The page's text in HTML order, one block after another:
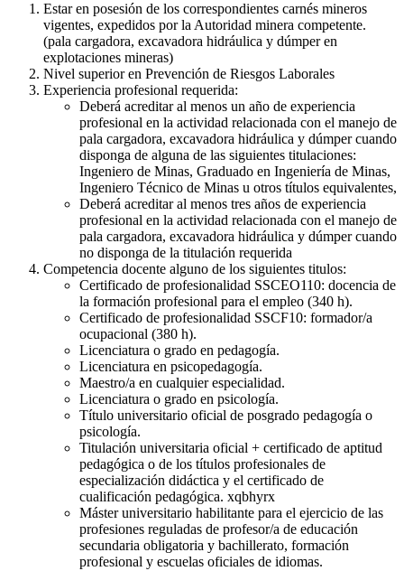
Estar en posesión de los correspondientes carnés mineros
vigentes, expedidos por la Autoridad minera competente.
(pala cargadora, excavadora hidráulica y dúmper en
explotaciones mineras)
Nivel superior en Prevención de Riesgos Laborales
Experiencia profesional requerida:
Deberá acreditar al menos un año de experiencia
profesional en la actividad relacionada con el manejo de
pala cargadora, excavadora hidráulica y dúmper cuando
disponga de alguna de las siguientes titulaciones:
Ingeniero de Minas, Graduado en Ingeniería de Minas,
Ingeniero Técnico de Minas u otros títulos equivalentes,
Deberá acreditar al menos tres años de experiencia
profesional en la actividad relacionada con el manejo de
pala cargadora, excavadora hidráulica y dúmper cuando
no disponga de la titulación requerida
Competencia docente alguno de los siguientes titulos:
Certificado de profesionalidad SSCEO110: docencia de
la formación profesional para el empleo (340 h).
Certificado de profesionalidad SSCF10: formador/a
ocupacional (380 h).
Licenciatura o grado en pedagogía.
Licenciatura en psicopedagogía.
Maestro/a en cualquier especialidad.
Licenciatura o grado en psicología.
Título universitario oficial de posgrado pedagogía o
psicología.
Titulación universitaria oficial + certificado de aptitud
pedagógica o de los títulos profesionales de
especialización didáctica y el certificado de
cualificación pedagógica. xqbhyrx
Máster universitario habilitante para el ejercicio de las
profesiones reguladas de profesor/a de educación
secundaria obligatoria y bachillerato, formación
profesional y escuelas oficiales de idiomas.